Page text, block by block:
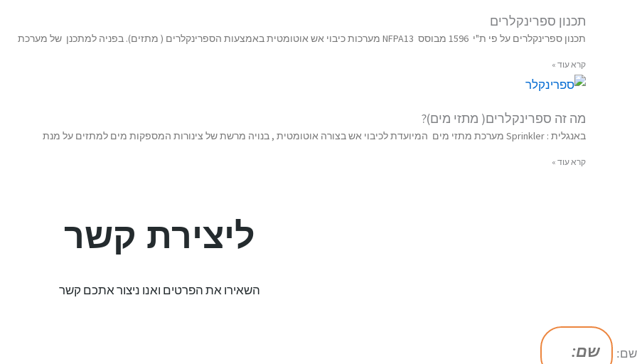
תכנון ספרינקלרים
תכנון ספרינקלרים על פי ת"י 1596 מבוסס NFPA13 מערכות כיבוי אש אוטומטית באמצעות הספרינקלרים ( מתזים). בפניה למתכנן של מערכת
קרא עוד »
מה זה ספרינקלרים( מתזי מים)?
באנגלית : Sprinkler מערכת מתזי מים המיועדת לכיבוי אש בצורה אוטומטית , בנויה מרשת של צינורות המספקות מים למתזים על מנת
קרא עוד »
ליצירת קשר
השאירו את הפרטים ואנו ניצור אתכם קשר
שם: